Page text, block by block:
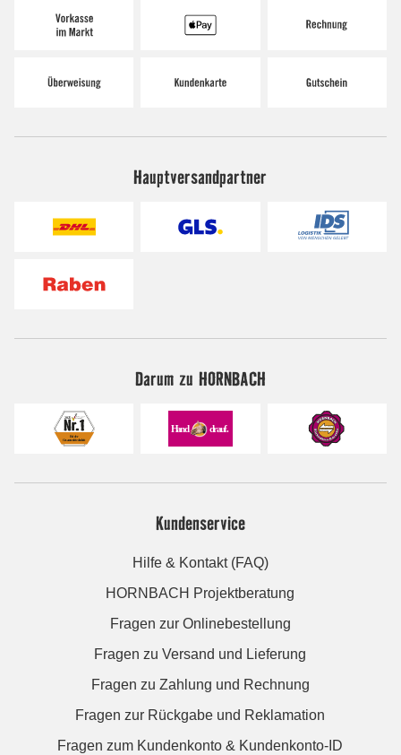
Hauptversandpartner
Darum zu HORNBACH
Kundenservice
Hilfe & Kontakt (FAQ)
HORNBACH Projektberatung
Fragen zur Onlinebestellung
Fragen zu Versand und Lieferung
Fragen zu Zahlung und Rechnung
Fragen zur Rückgabe und Reklamation
Fragen zum Kundenkonto & Kundenkonto-ID